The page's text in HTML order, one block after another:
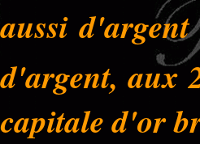
aussi
d'argent, aux
capitale d'or